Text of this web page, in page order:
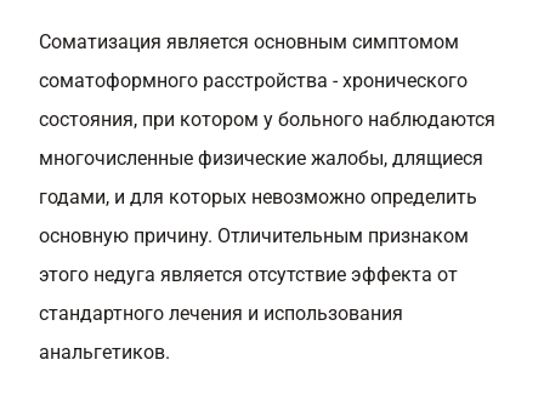
Соматизация является основным симптомом
соматоформного расстройства - хронического
состояния, при котором у больного наблюдаются
многочисленные физические жалобы, длящиеся
годами, и для которых невозможно определить
основную причину. Отличительным признаком
этого недуга является отсутствие эффекта от
стандартного лечения и использования
анальгетиков.